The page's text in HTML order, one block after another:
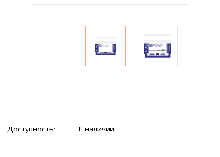
Доступность: В наличии